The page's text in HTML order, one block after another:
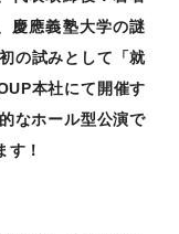
慶應義塾大学の謎
の試みとして「就
本社にて開催す
なホール型公演で
す！